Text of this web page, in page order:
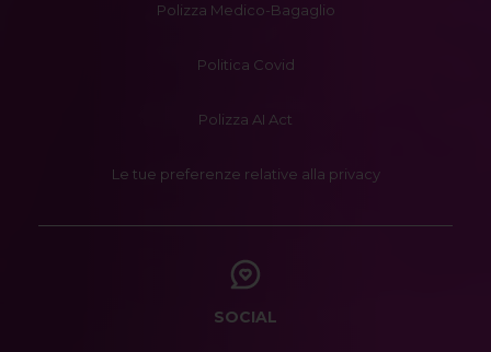
Polizza Medico-Bagaglio
Politica Covid
Polizza AI Act
Le tue preferenze relative alla privacy
SOCIAL